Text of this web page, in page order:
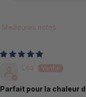
Sort by
Léa
Parfait pour la chaleur